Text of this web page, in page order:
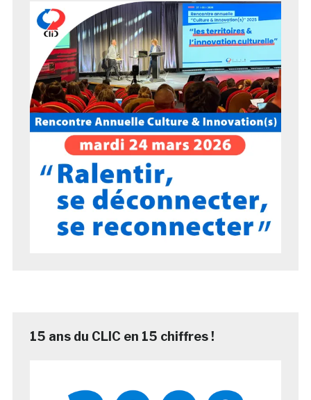
15 ans du CLIC en 15 chiffres !